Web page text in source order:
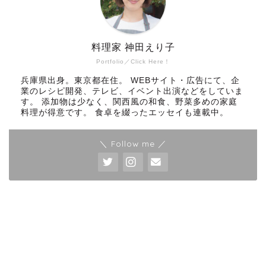
Portfolio／Click Here！
料理家 神田えり子
兵庫県出身。東京都在住。 WEBサイト・広告にて、企
業のレシピ開発、テレビ、イベント出演などをしていま
す。 添加物は少なく、関西風の和食、野菜多めの家庭
料理が得意です。 食卓を綴ったエッセイも連載中。
＼ Follow me ／